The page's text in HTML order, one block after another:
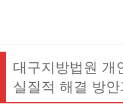
대구지방법원 개
실질적 해결 방